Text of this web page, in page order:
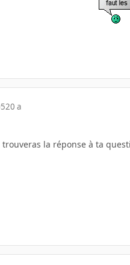
20 a
la réponse à ta